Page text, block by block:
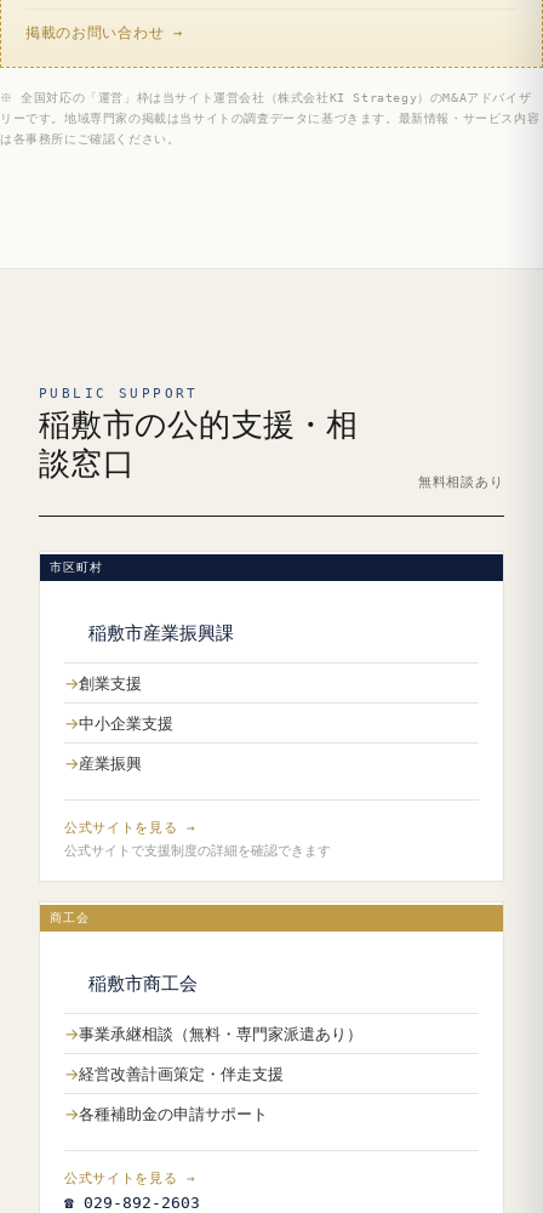
掲載のお問い合わせ →
※ 全国対応の「運営」枠は当サイト運営会社（株式会社KI Strategy）のM&Aアドバイザ
リーです。地域専門家の掲載は当サイトの調査データに基づきます。最新情報・サービス内容
は各事務所にご確認ください。
PUBLIC SUPPORT
稲敷市の公的支援・相
談窓口
無料相談あり
市区町村
稲敷市産業振興課
創業支援
中小企業支援
産業振興
公式サイトを見る →
公式サイトで支援制度の詳細を確認できます
商工会
稲敷市商工会
事業承継相談（無料・専門家派遣あり）
経営改善計画策定・伴走支援
各種補助金の申請サポート
公式サイトを見る →
☎ 029-892-2603